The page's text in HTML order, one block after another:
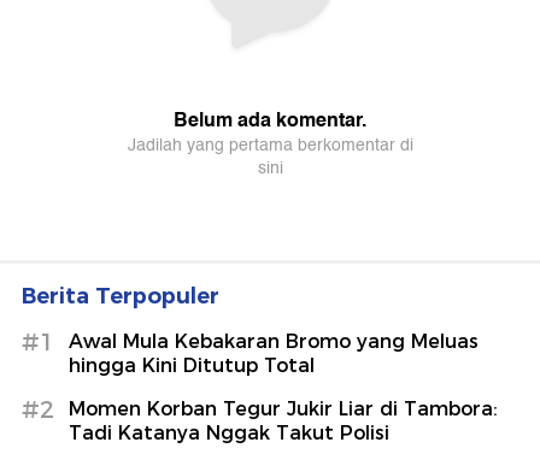
Berita Terpopuler
#1
Awal Mula Kebakaran Bromo yang Meluas
hingga Kini Ditutup Total
#2
Momen Korban Tegur Jukir Liar di Tambora:
Tadi Katanya Nggak Takut Polisi